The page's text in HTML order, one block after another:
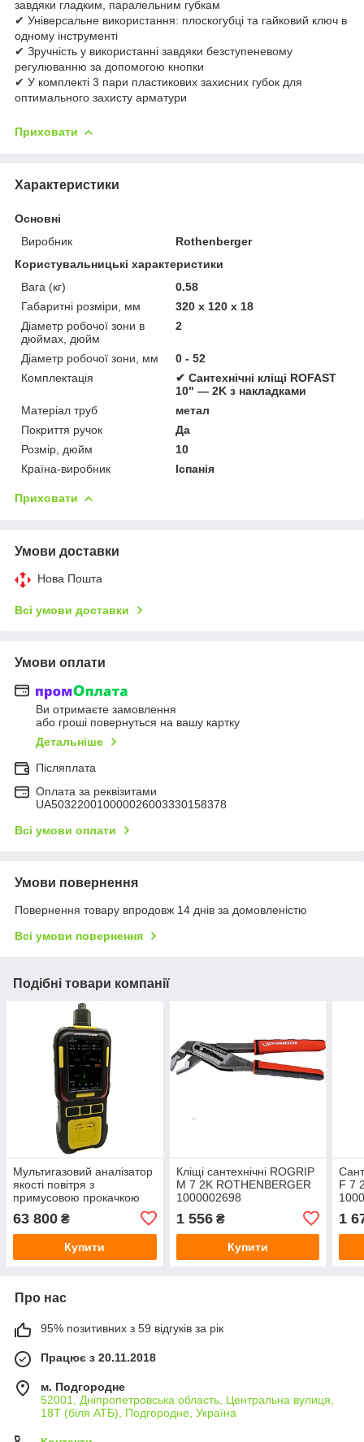
завдяки гладким, паралельним губкам
✔ Універсальне використання: плоскогубці та гайковий ключ в
одному інструменті
✔ Зручність у використанні завдяки безступеневому
регулюванню за допомогою кнопки
✔ У комплекті 3 пари пластикових захисних губок для
оптимального захисту арматури
Приховати
Характеристики
Основні
Виробник
Rothenberger
Користувальницькі характеристики
Вага (кг)
0.58
Габаритні розміри, мм
320 х 120 х 18
Діаметр робочої зони в
дюймах, дюйм
2
Діаметр робочої зони, мм
0 - 52
Комплектація
✔ Сантехнічні кліщі ROFAST
10" — 2K з накладками
Матеріал труб
метал
Покриття ручок
Да
Розмір, дюйм
10
Країна-виробник
Іспанія
Приховати
Умови доставки
Нова Пошта
Всі умови доставки
Умови оплати
Ви отримаєте замовлення
або гроші повернуться на вашу картку
Детальніше
Післяплата
Оплата за реквізитами
UA503220010000026003330158378
Всі умови оплати
Умови повернення
Повернення товару впродовж 14 днів за домовленістю
Всі умови повернення
Подібні товари компанії
Мультигазовий аналізатор
якості повітря з
примусовою прокачкою
(CH2O, CO2, O2, PM2.5,
PM10)
63 800 ₴
Купити
Кліщі сантехнічні ROGRIP
M 7 2K ROTHENBERGER
1000002698
1 556₴
Купити
F 7
1
Про нас
95% позитивних з 59 відгуків за рік
Працює з 20.11.2018
м. Подгородне
52001, Дніпропетровська область, Центральна вулиця,
18Т (біля АТБ), Подгородне, Україна